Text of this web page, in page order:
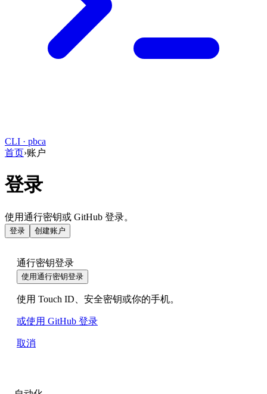
CLI · pbca
首页›账户
登录
使用通行密钥或 GitHub 登录。
登录 创建账户
通行密钥登录
使用通行密钥登录
使用 Touch ID、安全密钥或你的手机。
或使用 GitHub 登录
取消